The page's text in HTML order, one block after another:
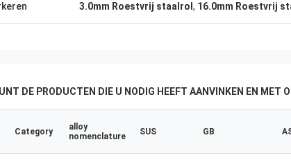
dag en
Co. van de het Metaaltechnologie van
3.0mm Roestvrij staalrol , 16.0mm Roestvrij
DE PRODUCTEN DIE U NODIG HEEFT AANVINKEN EN MET
Category
alloy
nomenclature
SUS GB